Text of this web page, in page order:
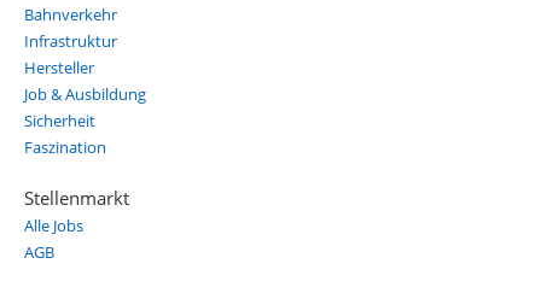
Bahnverkehr
Infrastruktur
Hersteller
Job & Ausbildung
Sicherheit
Faszination
Stellenmarkt
Alle Jobs
AGB